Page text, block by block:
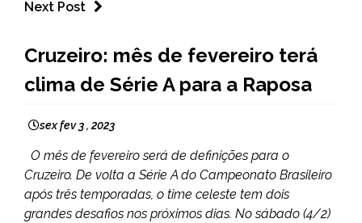
Next Post
Cruzeiro: mês de fevereiro terá
clima de Série A para a Raposa
sex fev 3 , 2023
O mês de fevereiro será de definições para o
Cruzeiro. De volta a Série A do Campeonato Brasileiro
após três temporadas, o time celeste tem dois
grandes desafios nos próximos dias. No sábado (4/2)